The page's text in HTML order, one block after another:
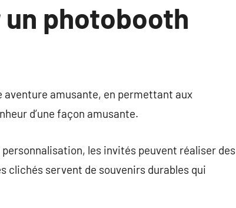
photobooth
amusante, en permettant aux
d’une façon amusante.
les invités peuvent réaliser des
clichés servent de souvenirs durables qui